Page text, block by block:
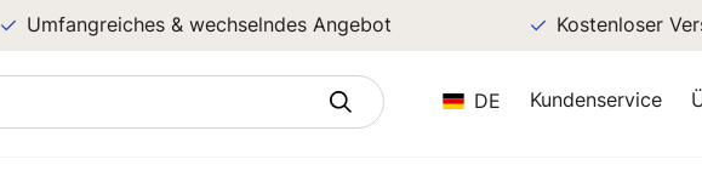
Umfangreiches & wechselndes Angebot Kostenloser
DE Kundenservice